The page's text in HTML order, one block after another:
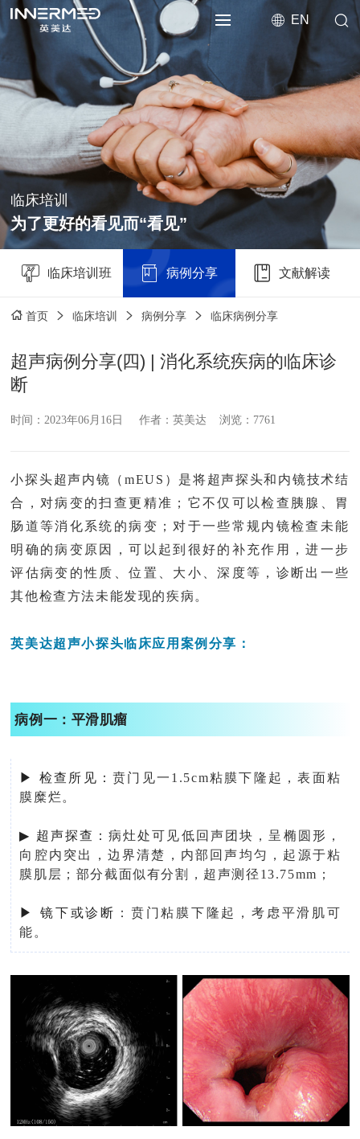
EN
临床培训
为了更好的看见而“看见”
临床培训班 病例分享 文献解读
首页 临床培训 病例分享 临床病例分享
超声病例分享(四) | 消化系统疾病的临床诊
断
时间：2023年06月16日 作者：英美达 浏览：7761
小探头超声内镜（mEUS）是将超声探头和内镜技术结
合， 对病变的扫查更精准；它不仅可以检查胰腺、胃
肠道等消化系统的病变；对于一些常规内镜检查未能
明确的病变原因，可以起到很好的补充作用，进一步
评估病变的性质、位置、大小、深度等，诊断出一些
其他检查方法未能发现的疾病。
英美达超声小探头临床应用案例分享：
病例一： 平滑肌瘤
▶ 检查所见：贲门见一1.5cm粘膜下隆起，表面粘
膜糜烂。
▶ 超声探查： 病灶处可见低回声团块，呈椭圆形，
向腔内突出，边界清楚，内部回声均匀，起源于粘
膜肌层；部分截面似有分割，超声测径13.75mm；
▶ 镜下或诊断 ：贲门粘膜下隆起，考虑平滑肌可
能。